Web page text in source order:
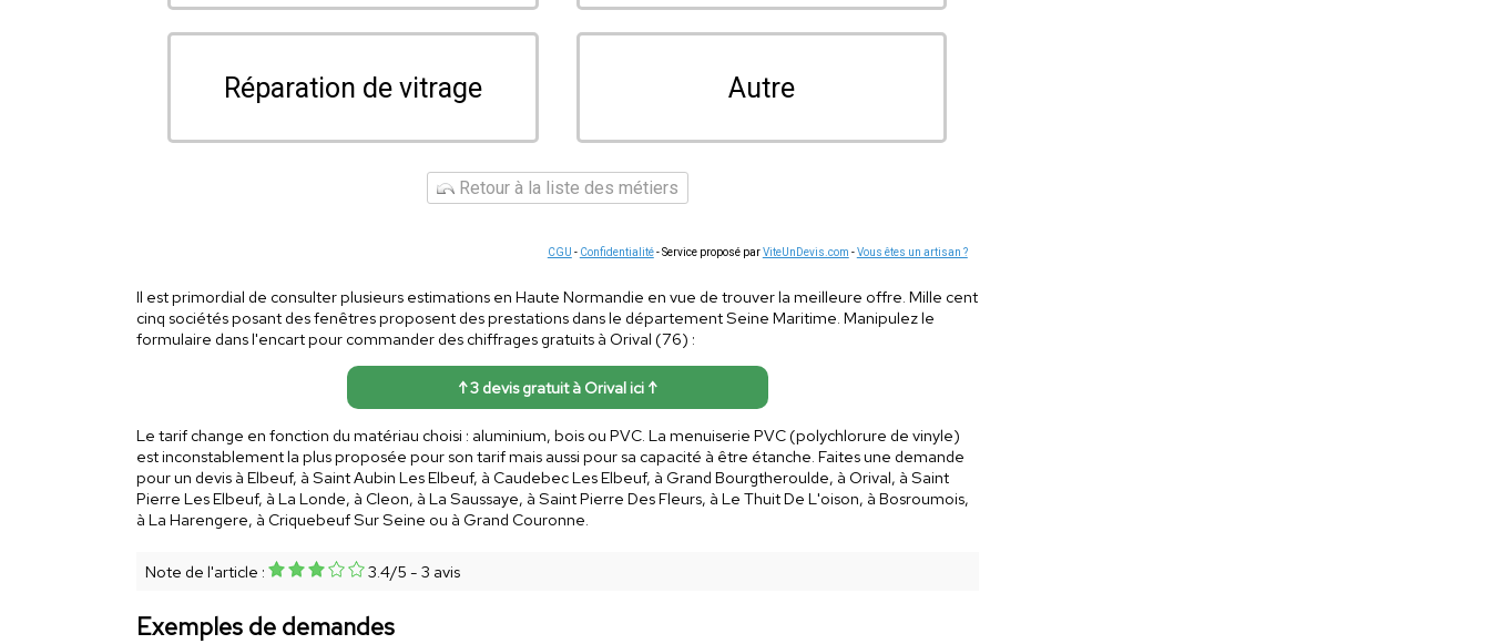
Réparation de vitrage Autre
Retour à la liste des métiers
CGU - Confidentialité- Service proposé parViteUnDevis.com -Vous êtes un artisan ?
Il est primordial de consulter plusieurs estimations en Haute Normandie en vue de trouver la meilleure offre. Mille cent
cinq sociétés posant des fenêtres proposent des prestations dans le département Seine Maritime. Manipulez le
formulaire dans l'encart pour commander des chiffrages gratuits à Orival (76) :
↑ 3 devis gratuit à Orival ici ↑
Le tarif change en fonction du matériau choisi : aluminium, bois ou PVC. La menuiserie PVC (polychlorure de vinyle)
est inconstablement la plus proposée pour son tarif mais aussi pour sa capacité à être étanche. Faites une demande
pour un devis à Elbeuf, à Saint Aubin Les Elbeuf, à Caudebec Les Elbeuf, à Grand Bourgtheroulde, à Orival, à Saint
Pierre Les Elbeuf, à La Londe, à Cleon, à La Saussaye, à Saint Pierre Des Fleurs, à Le Thuit De L'oison, à Bosroumois,
à La Harengere, à Criquebeuf Sur Seine ou à Grand Couronne.
Note de l'article : 3.4/5 - 3 avis
Exemples de demandes